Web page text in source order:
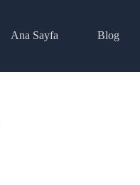
Ana Sayfa Blog